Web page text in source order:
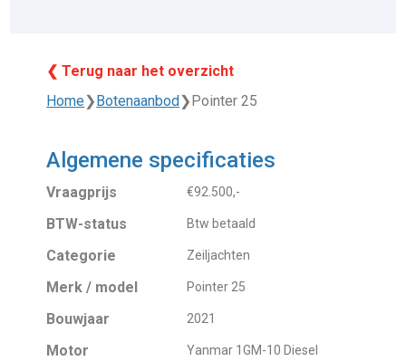
❮ Terug naar het overzicht
Home❯ Botenaanbod ❯ Pointer 25
Algemene specificaties
Vraagprijs €92.500,-
BTW-status Btw betaald
Categorie Zeiljachten
Merk / model Pointer 25
Bouwjaar 2021
Motor
Yanmar 1GM-10 Diesel